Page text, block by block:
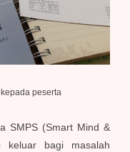
peserta
SMPS (Smart Mind &
keluar bagi masalah